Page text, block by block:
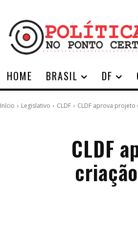
HOME BRASIL DF
Início Legislativo CLDF CLDF aprova
CLDF